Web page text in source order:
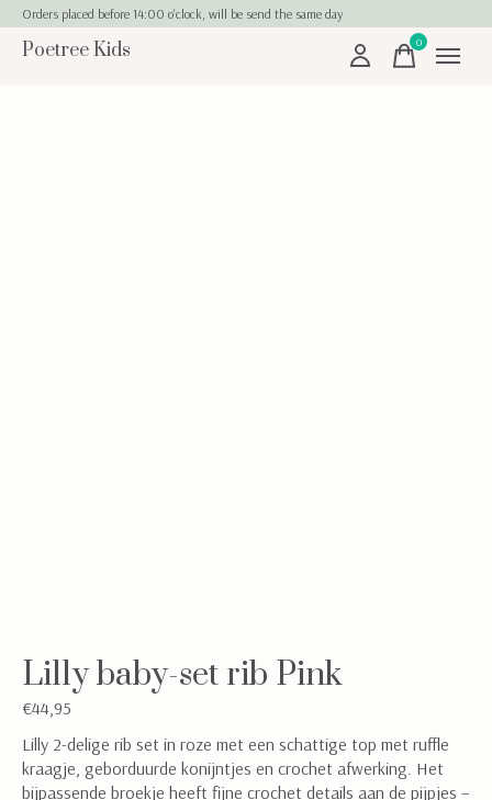
Orders placed before 14:00 o'clock, will be send the same day
Poetree Kids 0items
Lilly baby-set rib Pink
€44,95
Lilly 2-delige rib set in roze met een schattige top met ruffle
kraagje, geborduurde konijntjes en crochet afwerking. Het
bijpassende broekje heeft fijne crochet details aan de pijpjes –